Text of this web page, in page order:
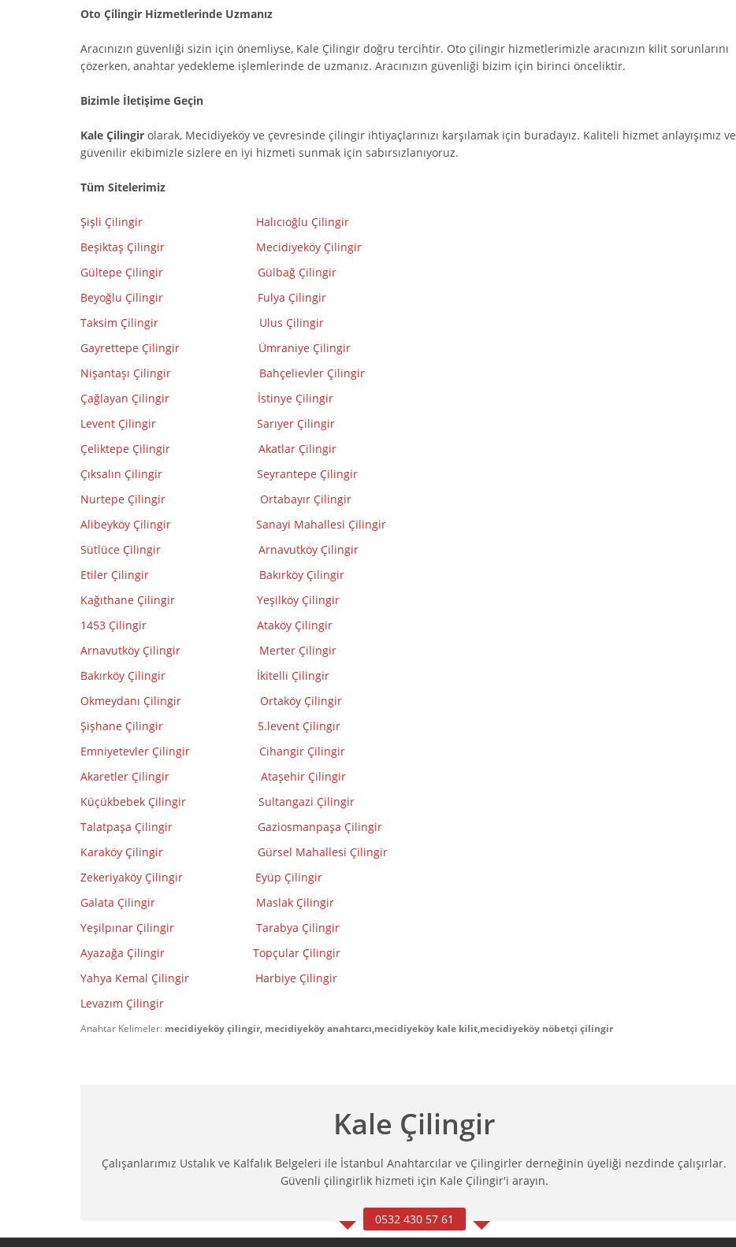
Oto Çilingir Hizmetlerinde Uzmanız
Aracınızın güvenliği sizin için önemliyse, Kale Çilingir doğru tercihtir. Oto çilingir hizmetlerimizle aracınızın kilit sorunlarını
çözerken, anahtar yedekleme işlemlerinde de uzmanız. Aracınızın güvenliği bizim için birinci önceliktir.
Bizimle İletişime Geçin
Kale Çilingir olarak, Mecidiyeköy ve çevresinde çilingir ihtiyaçlarınızı karşılamak için buradayız. Kaliteli hizmet anlayışımız ve
güvenilir ekibimizle sizlere en iyi hizmeti sunmak için sabırsızlanıyoruz.
Tüm Sitelerimiz
Şişli Çilingir
Halıcıoğlu Çilingir
Beşiktaş Çilingir
Mecidiyeköy Çilingir
Gültepe Çilingir
Gülbağ Çilingir
Beyoğlu Çilingir
Fulya Çilingir
Taksim Çilingir
Ulus Çilingir
Gayrettepe Çilingir
Ümraniye Çilingir
Nişantaşı Çilingir
Bahçelievler Çilingir
Çağlayan Çilingir
İstinye Çilingir
Levent Çilingir
Sarıyer Çilingir
Çeliktepe Çilingir
Akatlar Çilingir
Çıksalın Çilingir
Seyrantepe Çilingir
Nurtepe Çilingir
Ortabayır Çilingir
Alibeyköy Çilingir
Sanayi Mahallesi Çilingir
Sütlüce Çilingir
Arnavutköy Çilingir
Etiler Çilingir
Bakırköy Çilingir
Kağıthane Çilingir
Yeşilköy Çilingir
1453 Çilingir
Ataköy Çilingir
Arnavutköy Çilingir
Merter Çilingir
Bakırköy Çilingir
İkitelli Çilingir
Okmeydanı Çilingir
Ortaköy Çilingir
Şişhane Çilingir
5.levent Çilingir
Emniyetevler Çilingir
Cihangir Çilingir
Akaretler Çilingir
Ataşehir Çilingir
Küçükbebek Çilingir
Sultangazi Çilingir
Talatpaşa Çilingir
Gaziosmanpaşa Çilingir
Karaköy Çilingir
Gürsel Mahallesi Çilingir
Zekeriyaköy Çilingir
Eyüp Çilingir
Galata Çilingir
Maslak Çilingir
Yeşilpınar Çilingir
Tarabya Çilingir
Ayazağa Çilingir
Topçular Çilingir
Yahya Kemal Çilingir
Harbiye Çilingir
Levazım Çilingir
Anahtar Kelimeler: mecidiyeköy çilingir, mecidiyeköy anahtarcı,mecidiyeköy kale kilit,mecidiyeköy nöbetçi çilingir
Kale Çilingir
Çalışanlarımız Ustalık ve Kalfalık Belgeleri ile İstanbul Anahtarcılar ve Çilingirler derneğinin üyeliği nezdinde çalışırlar.
Güvenli çilingirlik hizmeti için Kale Çilingir'i arayın.
0532 430 57 61